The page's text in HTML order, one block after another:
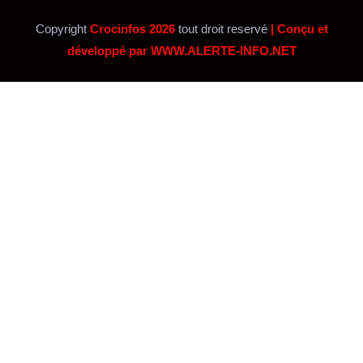
Copyright Crocinfos 2026tout droit reservé | Conçu et
développé par WWW.ALERTE-INFO.NET